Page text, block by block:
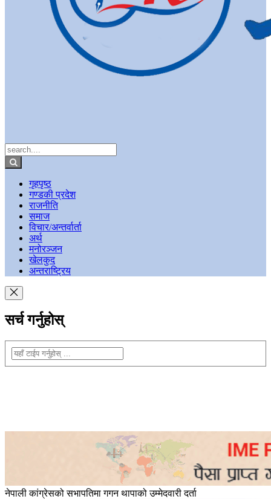
गृहपृष्ठ
गण्डकी प्रदेश
राजनीति
समाज
विचार/अन्तर्वार्ता
अर्थ
मनोरञ्जन
खेलकुद
अन्तराष्ट्रिय
सर्च गर्नुहोस्
नेपाली कांग्रेसको सभापतिमा गगन थापाको उम्मेदवारी दर्ता